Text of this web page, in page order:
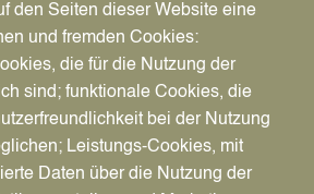
für Unternehmen
den Seiten dieser Website eine
und fremden Cookies:
die für die Nutzung der
sind; funktionale Cookies, die
bei der Nutzung
Leistungs-Cookies, mit
Daten über die Nutzung der